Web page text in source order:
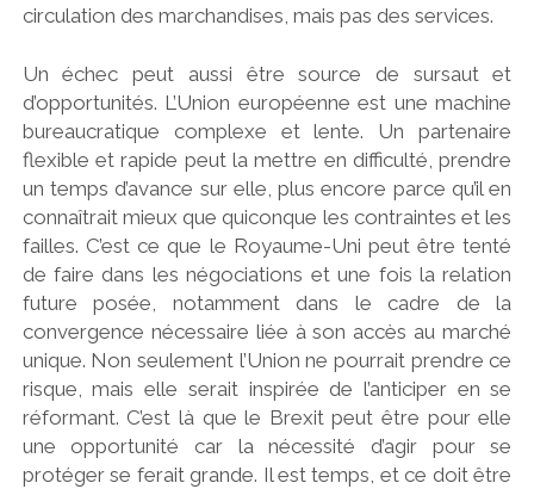
circulation des marchandises, mais pas des services.
Un échec peut aussi être source de sursaut et
d’opportunités. L’Union européenne est une machine
bureaucratique complexe et lente. Un partenaire
flexible et rapide peut la mettre en difficulté, prendre
un temps d’avance sur elle, plus encore parce qu’il en
connaîtrait mieux que quiconque les contraintes et les
failles. C’est ce que le Royaume-Uni peut être tenté
de faire dans les négociations et une fois la relation
future posée, notamment dans le cadre de la
convergence nécessaire liée à son accès au marché
unique. Non seulement l’Union ne pourrait prendre ce
risque, mais elle serait inspirée de l’anticiper en se
réformant. C’est là que le Brexit peut être pour elle
une opportunité car la nécessité d’agir pour se
protéger se ferait grande. Il est temps, et ce doit être